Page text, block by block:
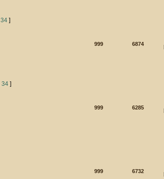
34 ]
999 6874
34 ]
999 6285
999 6732